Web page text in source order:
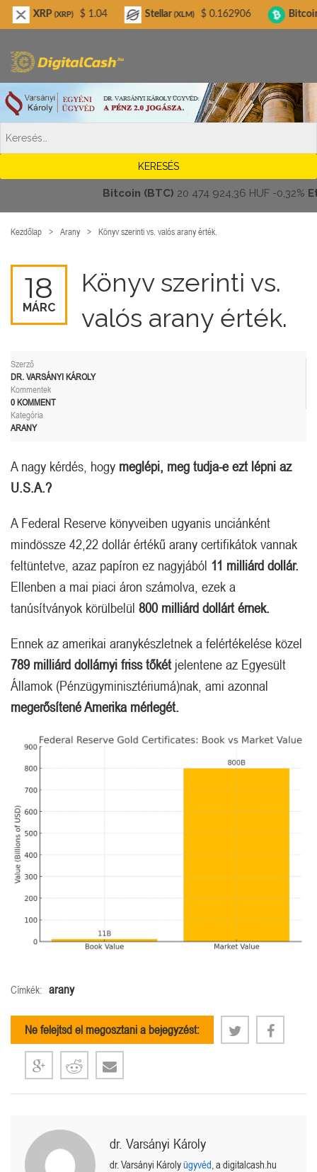
Bitcoin (BTC)20 474 924,36 HUF-0,32%
Kezdőlap Arany Könyv szerinti vs. valós arany érték.
18
MÁRC
Könyv szerinti vs.
valós arany érték.
Szerző
DR. VARSÁNYI KÁROLY
Kommentek
0 KOMMENT
Kategória
ARANY
A nagy kérdés, hogy meglépi, meg tudja-e ezt lépni az
U.S.A.?
A Federal Reserve könyveiben ugyanis unciánként
mindössze 42,22 dollár értékű arany certifikátok vannak
feltüntetve, azaz papíron ez nagyjából 11 milliárd dollár.
Ellenben a mai piaci áron számolva, ezek a
tanúsítványok körülbelül 800 milliárd dollárt érnek.
Ennek az amerikai aranykészletnek a felértékelése közel
789 milliárd dollárnyi friss tőkét jelentene az Egyesült
Államok (Pénzügyminisztériumá)nak, ami azonnal
megerősítené Amerika mérlegét.
Címkék: arany
Ne felejtsd el megosztani a bejegyzést:
dr. Varsányi Károly
dr. Varsányi Károlyügyvéd , a digitalcash.hu
(XRP) $ 1.04 Stellar(XLM) $ 0.162906 Bitcoin Cash
Digitalcash.hu